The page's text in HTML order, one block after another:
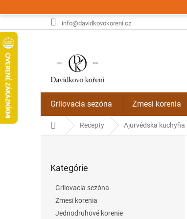
na
info@davidkovokoreni.cz
Grilovacia sezóna Zmesi korenia
DomovRecepty Ajurvédska kuchyňa
kategórie
Kategórie
Grilovacia sezóna
Zmesi korenia
Jednodruhové korenie